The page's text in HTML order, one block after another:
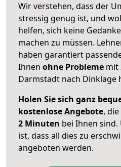
Wir verstehen, dass der
stressig genug ist, und
helfen, sich keine
machen zu müssen.
haben garantiert
Ihnen ohne Probleme mit
Darmstadt nach Dinklage
Holen Sie sich ganz
kostenlose Angebote,
2 Minuten bei Ihnen sind.
ist, dass all dies zu
angeboten werden.